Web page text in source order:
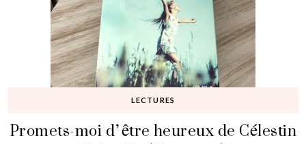
LECTURES
Promets-moi d’être heureux de Célestin